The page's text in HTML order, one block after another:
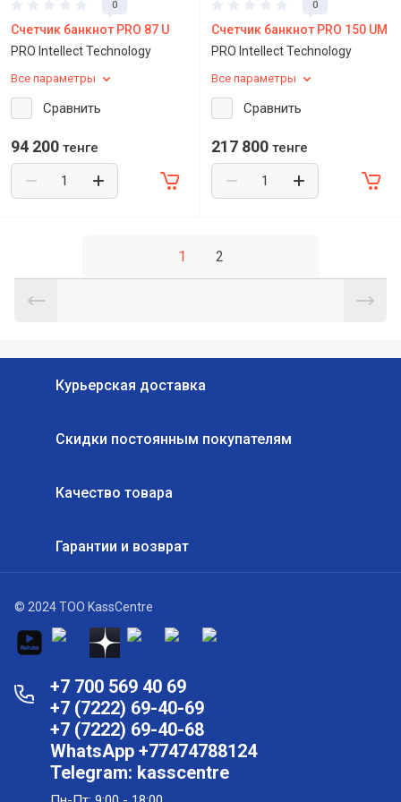
0
Счетчик банкнот PRO 87 U
PRO Intellect Technology
Все параметры
Сравнить
94 200 тенге
0
Счетчик банкнот PRO 150 UM
PRO Intellect Technology
Все параметры
Сравнить
217 800 тенге
1 2
Курьерская доставка
Скидки постоянным покупателям
Качество товара
Гарантии и возврат
© 2024 ТОО KassCentre
+7 700 569 40 69
+7 (7222) 69-40-69
+7 (7222) 69-40-68
WhatsApp +77474788124
Telegram: kasscentre